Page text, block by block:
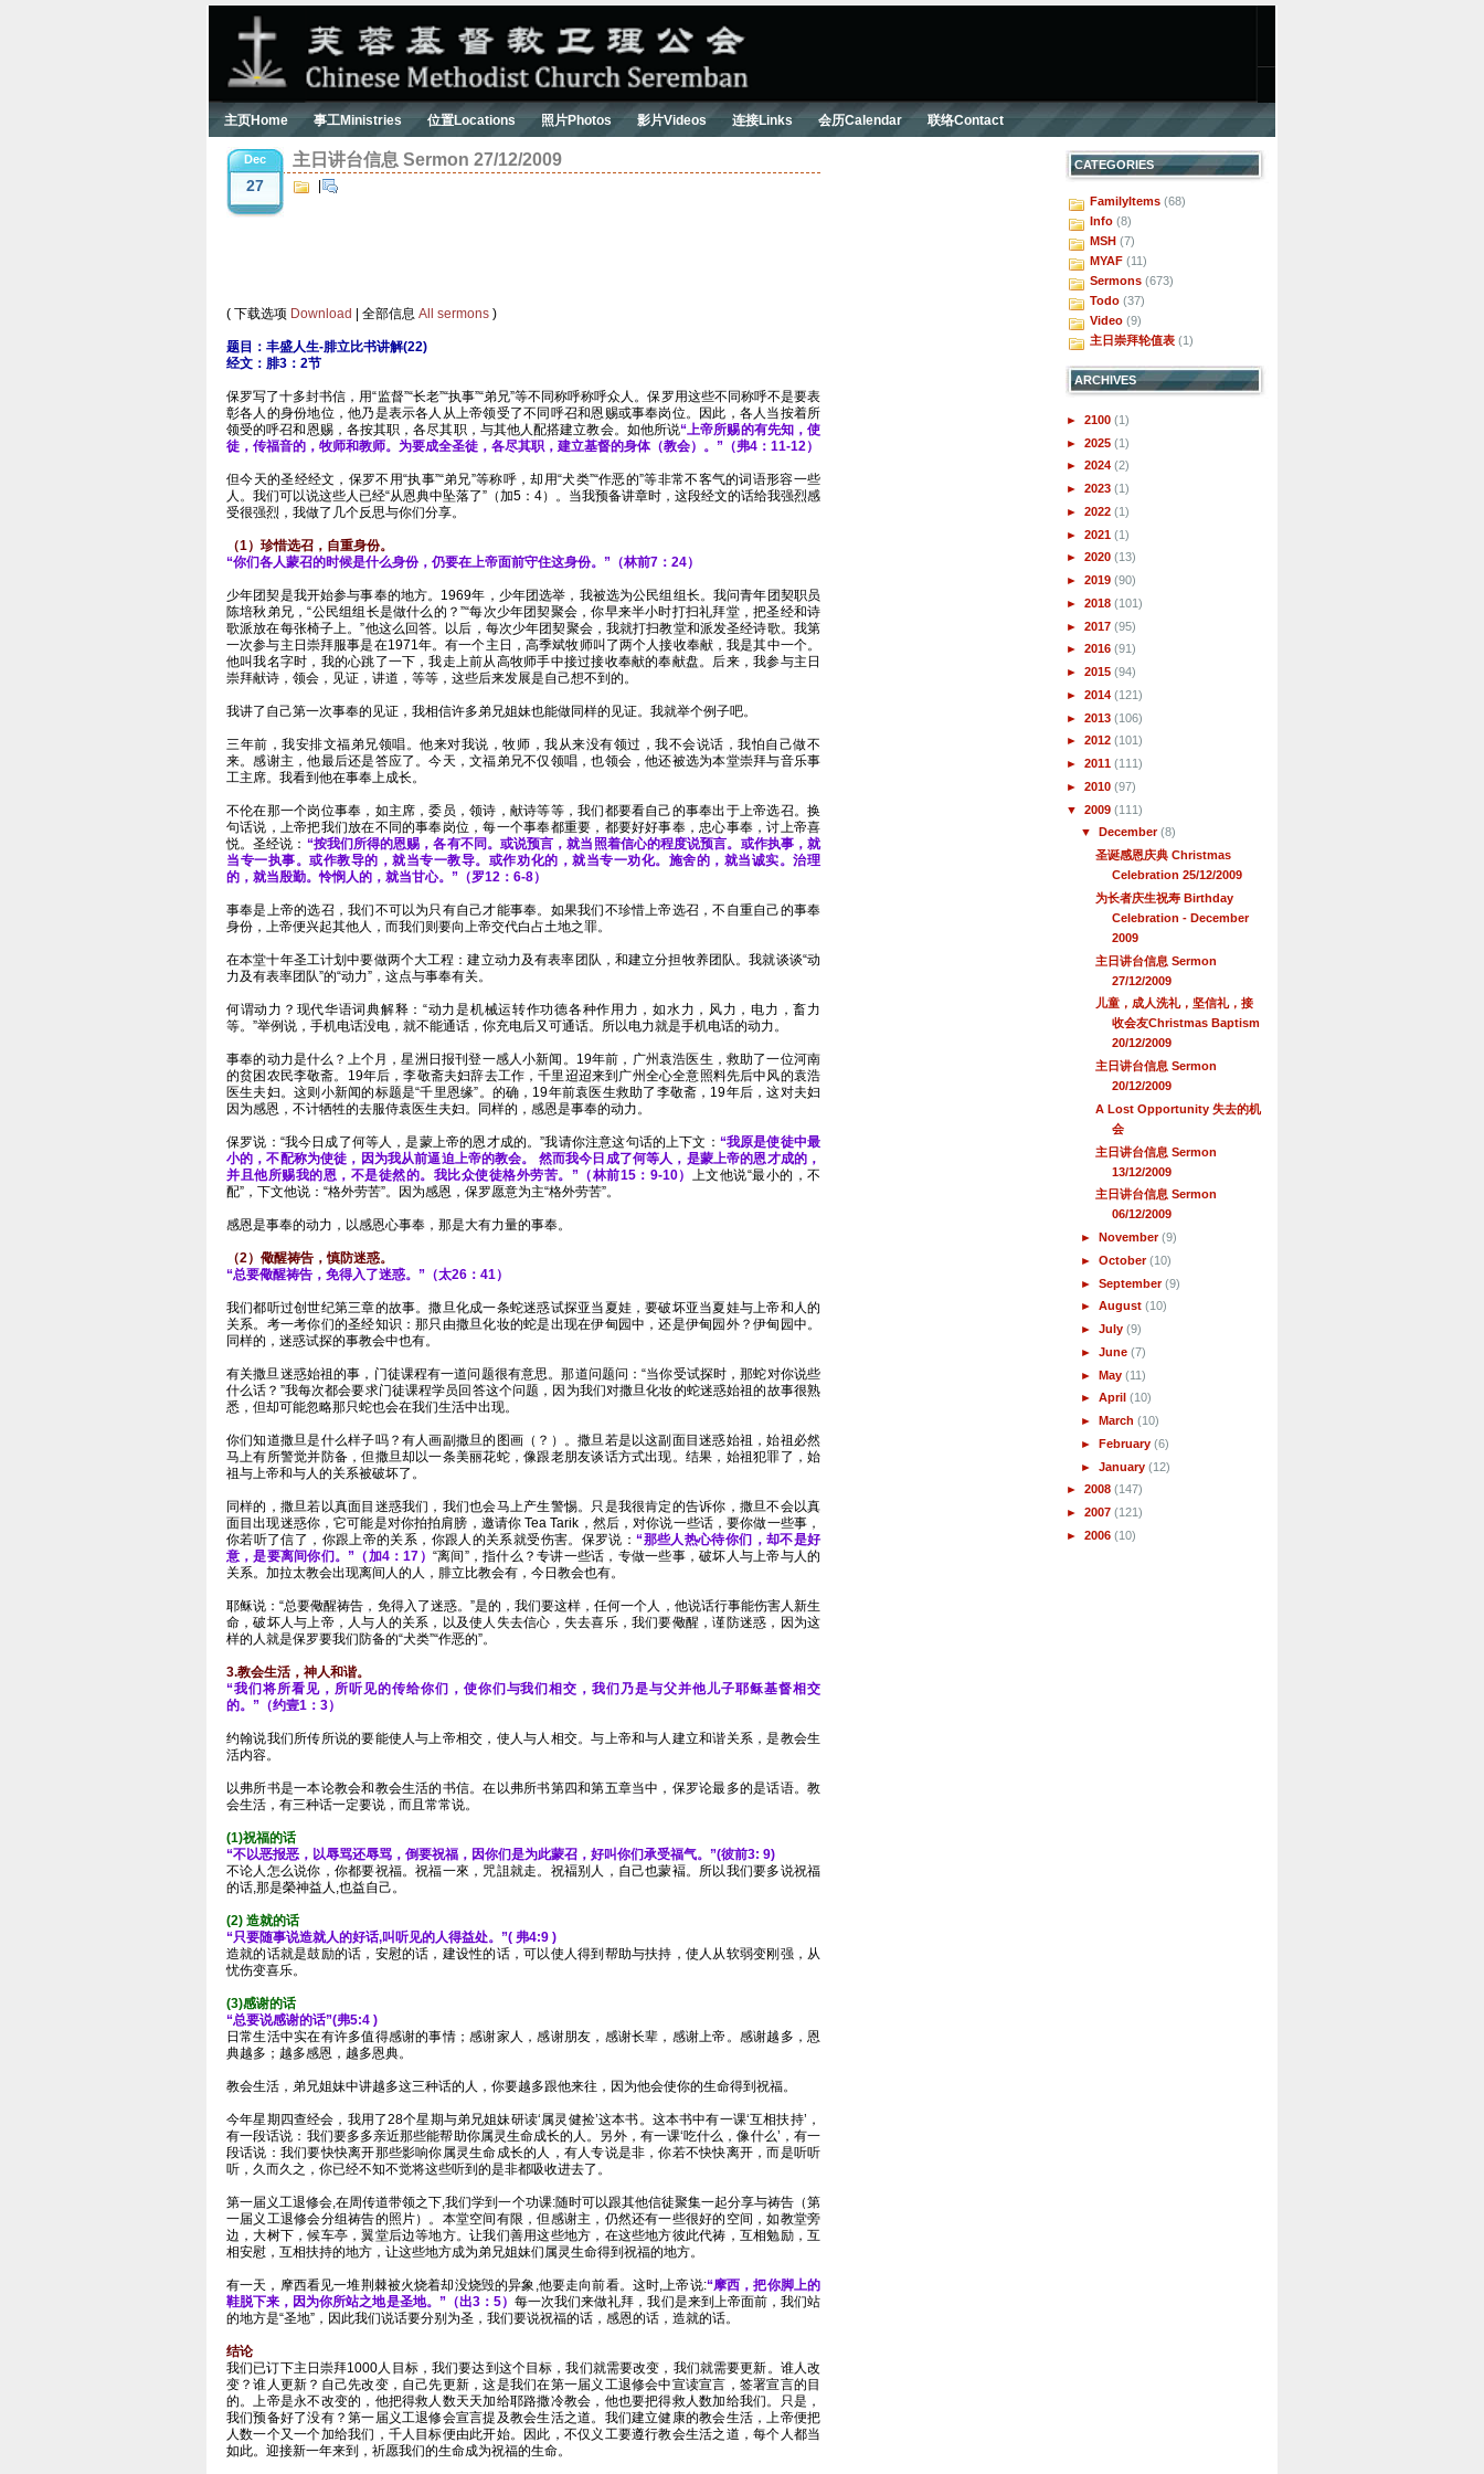
主页Home 事工Ministries 位置Locations 照片Photos 影片Videos 连接Links 会历Calendar 联络Contact
Dec
27
主日讲台信息 Sermon 27/12/2009
( 下载选项 Download | 全部信息 All sermons )
题目：丰盛人生-腓立比书讲解(22)
经文：腓3：2节
保罗写了十多封书信，用“监督”“长老”“执事”“弟兄”等不同称呼称呼众人。保罗用这些不同称呼不是要表
彰各人的身份地位，他乃是表示各人从上帝领受了不同呼召和恩赐或事奉岗位。因此，各人当按着所
领受的呼召和恩赐，各按其职，各尽其职，与其他人配搭建立教会。如他所说“上帝所赐的有先知，使
徒，传福音的，牧师和教师。为要成全圣徒，各尽其职，建立基督的身体（教会）。”（弗4：11-12）
但今天的圣经经文，保罗不用“执事”“弟兄”等称呼，却用“犬类”“作恶的”等非常不客气的词语形容一些
人。我们可以说这些人已经“从恩典中坠落了”（加5：4）。当我预备讲章时，这段经文的话给我强烈感
受很强烈，我做了几个反思与你们分享。
（1）珍惜选召，自重身份。
“你们各人蒙召的时候是什么身份，仍要在上帝面前守住这身份。”（林前7：24）
少年团契是我开始参与事奉的地方。1969年，少年团选举，我被选为公民组组长。我问青年团契职员
陈培秋弟兄，“公民组组长是做什么的？”“每次少年团契聚会，你早来半小时打扫礼拜堂，把圣经和诗
歌派放在每张椅子上。”他这么回答。以后，每次少年团契聚会，我就打扫教堂和派发圣经诗歌。我第
一次参与主日崇拜服事是在1971年。有一个主日，高季斌牧师叫了两个人接收奉献，我是其中一个。
他叫我名字时，我的心跳了一下，我走上前从高牧师手中接过接收奉献的奉献盘。后来，我参与主日
崇拜献诗，领会，见证，讲道，等等，这些后来发展是自己想不到的。
我讲了自己第一次事奉的见证，我相信许多弟兄姐妹也能做同样的见证。我就举个例子吧。
三年前，我安排文福弟兄领唱。他来对我说，牧师，我从来没有领过，我不会说话，我怕自己做不
来。感谢主，他最后还是答应了。今天，文福弟兄不仅领唱，也领会，他还被选为本堂崇拜与音乐事
工主席。我看到他在事奉上成长。
不伦在那一个岗位事奉，如主席，委员，领诗，献诗等等，我们都要看自己的事奉出于上帝选召。换
句话说，上帝把我们放在不同的事奉岗位，每一个事奉都重要，都要好好事奉，忠心事奉，讨上帝喜
悦。圣经说： “按我们所得的恩赐，各有不同。或说预言，就当照着信心的程度说预言。或作执事，就
当专一执事。或作教导的，就当专一教导。或作劝化的，就当专一劝化。施舍的，就当诚实。治理
的，就当殷勤。怜悯人的，就当甘心。”（罗12：6-8）
事奉是上帝的选召，我们不可以为只有自己才能事奉。如果我们不珍惜上帝选召，不自重自己的事奉
身份，上帝便兴起其他人，而我们则要向上帝交代白占土地之罪。
在本堂十年圣工计划中要做两个大工程：建立动力及有表率团队，和建立分担牧养团队。我就谈谈“动
力及有表率团队”的“动力”，这点与事奉有关。
何谓动力？现代华语词典解释：“动力是机械运转作功德各种作用力，如水力，风力，电力，畜力
等。”举例说，手机电话没电，就不能通话，你充电后又可通话。所以电力就是手机电话的动力。
事奉的动力是什么？上个月，星洲日报刊登一感人小新闻。19年前，广州袁浩医生，救助了一位河南
的贫困农民李敬斋。19年后，李敬斋夫妇辞去工作，千里迢迢来到广州全心全意照料先后中风的袁浩
医生夫妇。这则小新闻的标题是“千里恩缘”。的确，19年前袁医生救助了李敬斋，19年后，这对夫妇
因为感恩，不计牺牲的去服侍袁医生夫妇。同样的，感恩是事奉的动力。
保罗说：“我今日成了何等人，是蒙上帝的恩才成的。”我请你注意这句话的上下文： “我原是使徒中最
小的，不配称为使徒，因为我从前逼迫上帝的教会。 然而我今日成了何等人，是蒙上帝的恩才成的，
并且他所赐我的恩，不是徒然的。我比众使徒格外劳苦。”（林前15：9-10） 上文他说“最小的，不
配”，下文他说：“格外劳苦”。因为感恩，保罗愿意为主“格外劳苦”。
感恩是事奉的动力，以感恩心事奉，那是大有力量的事奉。
（2）儆醒祷告，慎防迷惑。
“总要儆醒祷告，免得入了迷惑。”（太26：41）
我们都听过创世纪第三章的故事。撒旦化成一条蛇迷惑试探亚当夏娃，要破坏亚当夏娃与上帝和人的
关系。考一考你们的圣经知识：那只由撒旦化妆的蛇是出现在伊甸园中，还是伊甸园外？伊甸园中。
同样的，迷惑试探的事教会中也有。
有关撒旦迷惑始祖的事，门徒课程有一道问题很有意思。那道问题问：“当你受试探时，那蛇对你说些
什么话？”我每次都会要求门徒课程学员回答这个问题，因为我们对撒旦化妆的蛇迷惑始祖的故事很熟
悉，但却可能忽略那只蛇也会在我们生活中出现。
你们知道撒旦是什么样子吗？有人画副撒旦的图画（？）。撒旦若是以这副面目迷惑始祖，始祖必然
马上有所警觉并防备，但撒旦却以一条美丽花蛇，像跟老朋友谈话方式出现。结果，始祖犯罪了，始
祖与上帝和与人的关系被破坏了。
同样的，撒旦若以真面目迷惑我们，我们也会马上产生警惕。只是我很肯定的告诉你，撒旦不会以真
面目出现迷惑你，它可能是对你拍拍肩膀，邀请你 Tea Tarik，然后，对你说一些话，要你做一些事，
你若听了信了，你跟上帝的关系，你跟人的关系就受伤害。保罗说：“那些人热心待你们，却不是好
意，是要离间你们。”（加4：17） “离间”，指什么？专讲一些话，专做一些事，破坏人与上帝与人的
关系。加拉太教会出现离间人的人，腓立比教会有，今日教会也有。
耶稣说：“总要儆醒祷告，免得入了迷惑。”是的，我们要这样，任何一个人，他说话行事能伤害人新生
命，破坏人与上帝，人与人的关系，以及使人失去信心，失去喜乐，我们要儆醒，谨防迷惑，因为这
样的人就是保罗要我们防备的“犬类”“作恶的”。
3.教会生活，神人和谐。
“我们将所看见，所听见的传给你们，使你们与我们相交，我们乃是与父并他儿子耶稣基督相交
的。”（约壹1：3）
约翰说我们所传所说的要能使人与上帝相交，使人与人相交。与上帝和与人建立和谐关系，是教会生
活内容。
以弗所书是一本论教会和教会生活的书信。在以弗所书第四和第五章当中，保罗论最多的是话语。教
会生活，有三种话一定要说，而且常常说。
(1)祝福的话
“不以恶报恶，以辱骂还辱骂，倒要祝福，因你们是为此蒙召，好叫你们承受福气。”(彼前3: 9)
不论人怎么说你，你都要祝福。祝福一來，咒詛就走。祝褔别人，自己也蒙褔。所以我们要多说祝福
的话,那是榮神益人,也益自己。
(2) 造就的话
“只要随事说造就人的好话,叫听见的人得益处。”( 弗4:9 )
造就的话就是鼓励的话，安慰的话，建设性的话，可以使人得到帮助与扶持，使人从软弱变刚强，从
忧伤变喜乐。
(3)感谢的话
“总要说感谢的话”(弗5:4 )
日常生活中实在有许多值得感谢的事情；感谢家人，感谢朋友，感谢长辈，感谢上帝。感谢越多，恩
典越多；越多感恩，越多恩典。
教会生活，弟兄姐妹中讲越多这三种话的人，你要越多跟他来往，因为他会使你的生命得到祝福。
今年星期四查经会，我用了28个星期与弟兄姐妹研读‘属灵健捡’这本书。这本书中有一课‘互相扶持’，
有一段话说：我们要多多亲近那些能帮助你属灵生命成长的人。另外，有一课‘吃什么，像什么’，有一
段话说：我们要快快离开那些影响你属灵生命成长的人，有人专说是非，你若不快快离开，而是听听
听，久而久之，你已经不知不觉将这些听到的是非都吸收进去了。
第一届义工退修会,在周传道带领之下,我们学到一个功课:随时可以跟其他信徒聚集一起分享与祷告（第
一届义工退修会分组祷告的照片）。本堂空间有限，但感谢主，仍然还有一些很好的空间，如教堂旁
边，大树下，候车亭，翼堂后边等地方。让我们善用这些地方，在这些地方彼此代祷，互相勉励，互
相安慰，互相扶持的地方，让这些地方成为弟兄姐妹们属灵生命得到祝福的地方。
有一天，摩西看见一堆荆棘被火烧着却没烧毁的异象,他要走向前看。这时,上帝说:“摩西，把你脚上的
鞋脱下来，因为你所站之地是圣地。”（出3：5）每一次我们来做礼拜，我们是来到上帝面前，我们站
的地方是“圣地”，因此我们说话要分别为圣，我们要说祝福的话，感恩的话，造就的话。
结论
我们已订下主日崇拜1000人目标，我们要达到这个目标，我们就需要改变，我们就需要更新。谁人改
变？谁人更新？自己先改变，自己先更新，这是我们在第一届义工退修会中宣读宣言，签署宣言的目
的。上帝是永不改变的，他把得救人数天天加给耶路撒冷教会，他也要把得救人数加给我们。只是，
我们预备好了没有？第一届义工退修会宣言提及教会生活之道。我们建立健康的教会生活，上帝便把
人数一个又一个加给我们，千人目标便由此开始。因此，不仅义工要遵行教会生活之道，每个人都当
如此。迎接新一年来到，祈愿我们的生命成为祝福的生命。
CATEGORIES
FamilyItems (68)
Info (8)
MSH (7)
MYAF (11)
Sermons (673)
Todo (37)
Video (9)
主日崇拜轮值表 (1)
ARCHIVES
► 2100 (1)
► 2025 (1)
► 2024 (2)
► 2023 (1)
► 2022 (1)
► 2021 (1)
► 2020 (13)
► 2019 (90)
► 2018 (101)
► 2017 (95)
► 2016 (91)
► 2015 (94)
► 2014 (121)
► 2013 (106)
► 2012 (101)
► 2011 (111)
► 2010 (97)
▼ 2009 (111)
▼
December(8)
圣诞感恩庆典 Christmas
Celebration 25/12/2009
为长者庆生祝寿 Birthday
Celebration - December
2009
主日讲台信息 Sermon
27/12/2009
儿童，成人洗礼，坚信礼，接
收会友Christmas Baptism
20/12/2009
主日讲台信息 Sermon
20/12/2009
A Lost Opportunity 失去的机
会
主日讲台信息 Sermon
13/12/2009
主日讲台信息 Sermon
06/12/2009
►November(9)
►October(10)
►September(9)
►August(10)
►July(9)
►June(7)
►May(11)
►April(10)
►March(10)
►February(6)
►January(12)
► 2008 (147)
► 2007 (121)
► 2006 (10)